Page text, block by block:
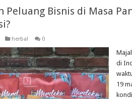
Peluang Bisnis di Masa
herbal 0
di
19